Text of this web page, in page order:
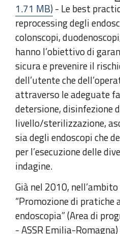
1.71 MB)- Le best
reprocessing degli
colonscopi,
hanno l’obiettivo di
sicura e prevenire il
dell’utente che
attraverso le adeguate
detersione, disinfezione
livello/sterilizzazione,
sia degli endoscopi che
per l’esecuzione delle
indagine.
Già nel 2010,
“Promozione di
endoscopia” (Area di
- ASSR Emilia-